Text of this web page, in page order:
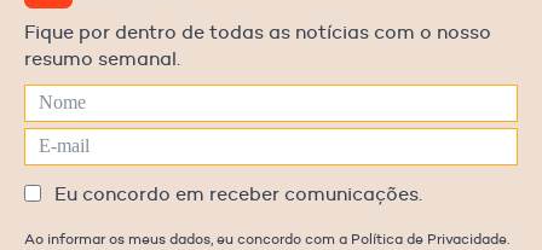
Fique por dentro de todas as notícias com o nosso
resumo semanal.
Eu concordo em receber comunicações.
Ao informar os meus dados, eu concordo com a Política de Privacidade.